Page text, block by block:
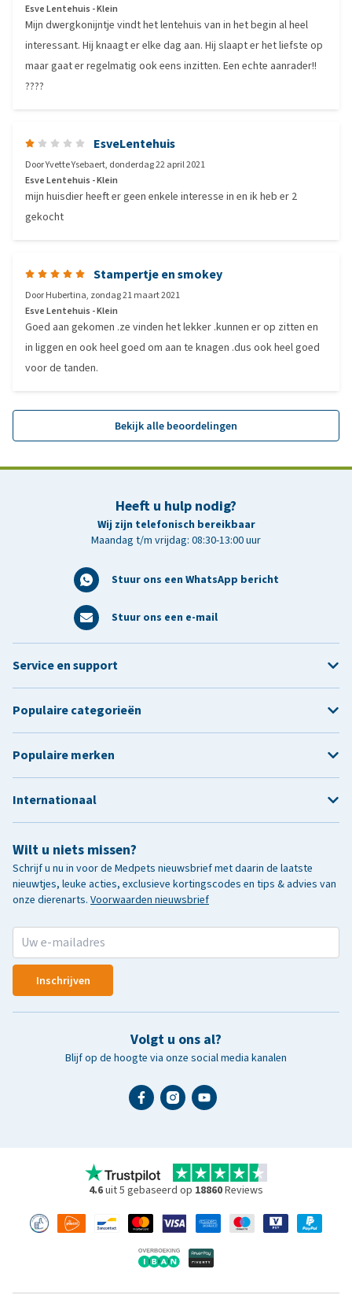
Esve Lentehuis - Klein
Mijn dwergkonijntje vindt het lentehuis van in het begin al heel
interessant. Hij knaagt er elke dag aan. Hij slaapt er het liefste op
maar gaat er regelmatig ook eens inzitten. Een echte aanrader!!
????
EsveLentehuis
DoorYvette Ysebaert, donderdag 22 april 2021
Esve Lentehuis - Klein
mijn huisdier heeft er geen enkele interesse in en ik heb er 2
gekocht
Stampertje en smokey
DoorHubertina, zondag 21 maart 2021
Esve Lentehuis - Klein
Goed aan gekomen .ze vinden het lekker .kunnen er op zitten en
in liggen en ook heel goed om aan te knagen .dus ook heel goed
voor de tanden.
Bekijk alle beoordelingen
Heeft u hulp nodig?
Wij zijn telefonisch bereikbaar
Maandag t/m vrijdag: 08:30-13:00 uur
Stuur ons een WhatsApp bericht
Stuur ons een e-mail
Wilt u niets missen?
Schrijf u nu in voor de Medpets nieuwsbrief met daarin de laatste
nieuwtjes, leuke acties, exclusieve kortingscodes en tips & advies van
onze dierenarts. Voorwaarden nieuwsbrief
Inschrijven
Volgt u ons al?
Blijf op de hoogte via onze social media kanalen
Service en support
Populaire categorieën
Populaire merken
Internationaal
4.6uit 5 gebaseerd op 18860Reviews